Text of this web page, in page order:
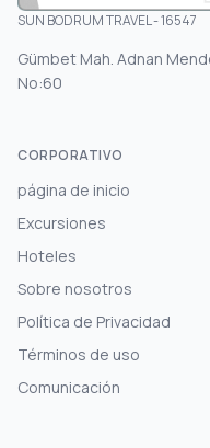
SUN BODRUM TRAVEL - 16547
Gümbet Mah. Adnan
No:60
CORPORATIVO
página de inicio
Excursiones
Hoteles
Sobre nosotros
Política de Privacidad
Términos de uso
Comunicación